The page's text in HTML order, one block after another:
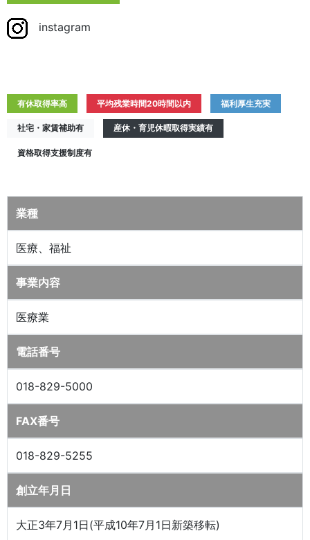
instagram
有休取得率高 平均残業時間20時間以内 福利厚生充実
社宅・家賃補助有 産休・育児休暇取得実績有
資格取得支援制度有
業種
医療、福祉
事業内容
医療業
電話番号
018-829-5000
FAX番号
018-829-5255
創立年月日
大正3年7月1日(平成10年7月1日新築移転)